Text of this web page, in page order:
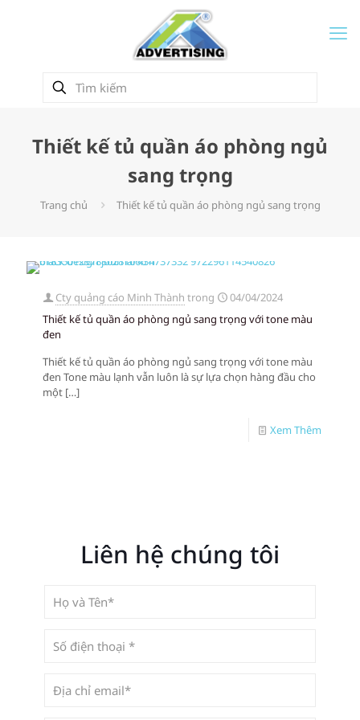
Thiết kế tủ quần áo phòng ngủ
sang trọng
Trang chủ Thiết kế tủ quần áo phòng ngủ sang trọng
Cty quảng cáo Minh Thành trong
04/04/2024
Thiết kế tủ quần áo phòng ngủ sang trọng với tone màu
đen
Thiết kế tủ quần áo phòng ngủ sang trọng với tone màu
đen Tone màu lạnh vẫn luôn là sự lựa chọn hàng đầu cho
một […]
Xem Thêm
Liên hệ chúng tôi